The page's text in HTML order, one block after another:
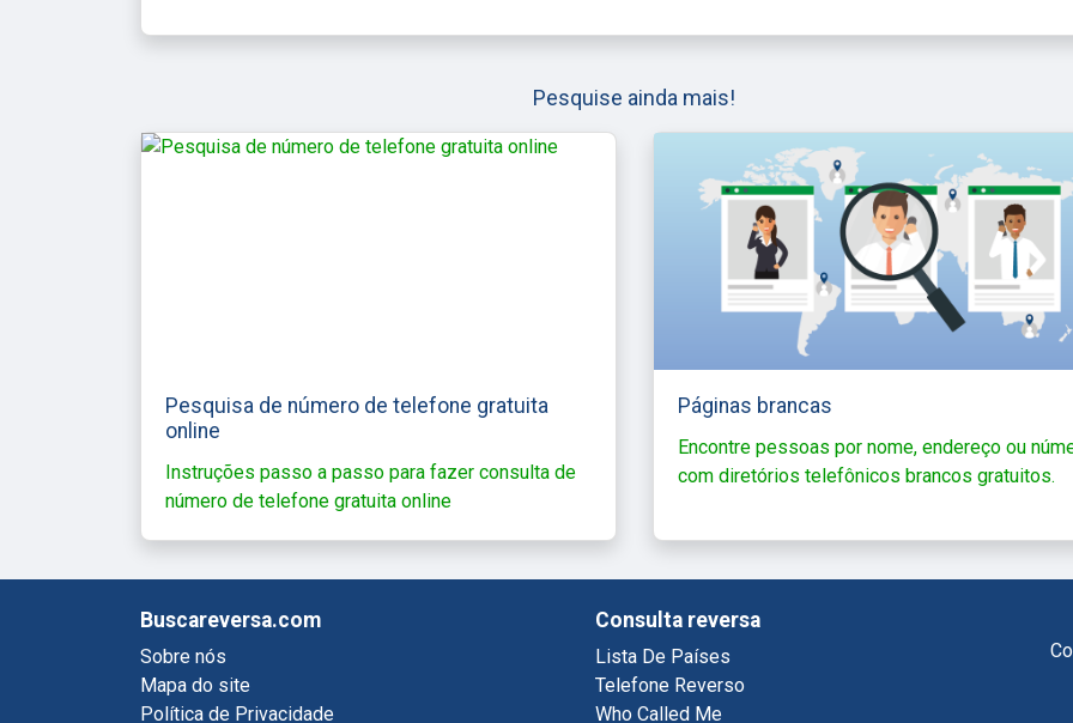
Pesquise ainda mais!
Pesquisa de número de telefone gratuita
online
Instruções passo a passo para fazer consulta de
número de telefone gratuita online
Páginas brancas
Encontre pessoas por nome, endereço ou
com diretórios telefônicos brancos gratuitos.
Buscareversa.com
Sobre nós
Mapa do site
Política de Privacidade
Consulta reversa
Lista De Países
Telefone Reverso
Who Called Me